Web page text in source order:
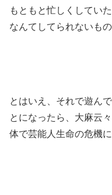
もともと忙しくしてい
なんてしてられないも
とはいえ、それで遊ん
とになったら、大麻云
体で芸能人生命の危機に